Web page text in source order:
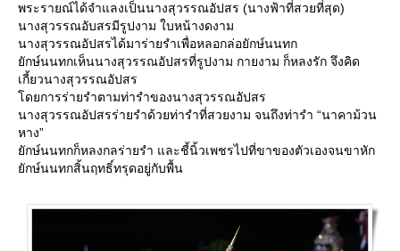
พระรายณ์ได้จำแลงเป็นนางสุวรรณอัปสร (นางฟ้าที่สวยที่สุด)
นางสุวรรณอับสรมีรูปงาม ใบหน้างดงาม
นางสุวรรณอัปสรได้มาร่ายรำเพื่อหลอกล่อยักษ์นนทก
ักษ์นนทกเห็นนางสุวรรณอัปสรที่รูปงาม กายงาม ก็หลงรัก จึงคิด
เกี้ยวนางสุวรรณอัปสร
ดยการร่ายรำตามท่ารำของนางสุวรรณอัปสร
นางสุวรรณอัปสรร่ายรำด้วยท่ารำที่สวยงาม จนถึงท่ารำ “นาคาม้วน
หาง”
ักษ์นนทกก็หลงกลร่ายรำ และชี้นิ้วเพชรไปที่ขาของตัวเองจนขาหัก
ักษ์นนทกสิ้นฤทธิ์ทรุดอยู่กับพื้น